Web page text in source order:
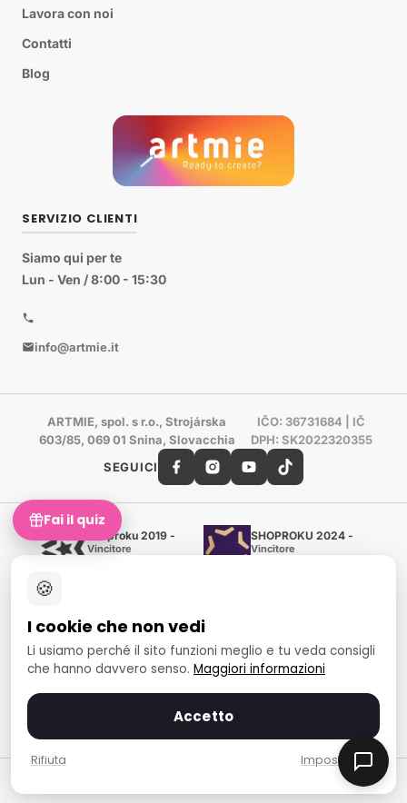
Lavora con noi
Contatti
Blog
SERVIZIO CLIENTI
Siamo qui per te
Lun - Ven / 8:00 - 15:30
info@artmie.it
ARTMIE, spol. s r.o., Strojárska
603/85, 069 01 Snina, Slovacchia
IČO: 36731684 | IČ
DPH: SK2022320355
SEGUICI
Shoproku 2019 -
Vincitore
SHOPROKU 2024 -
Vincitore
European Art Awards
Organizzatore del concorso
internazionale
Fondo sociale europeo
Occupazione e inclusione
🍪
I cookie che non vedi
Li usiamo perché il sito funzioni meglio e tu veda consigli
che hanno davvero senso. Maggiori informazioni
Accetto
Rifiuta Impostazioni
Fai il quiz